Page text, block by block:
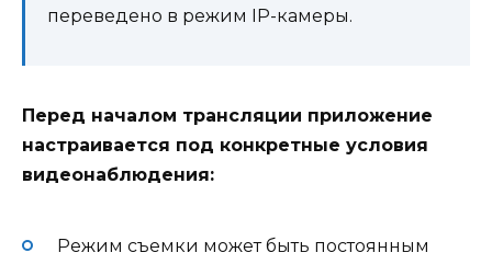
переведено в режим IP-камеры.
Перед началом трансляции приложение
настраивается под конкретные условия
видеонаблюдения:
Режим съемки может быть постоянным